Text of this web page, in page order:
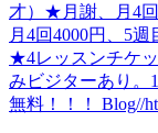
才）★月謝、月4
月4回4000円、5
★4レッスンチケ
みビジターあり。
無料！！！ Blog//